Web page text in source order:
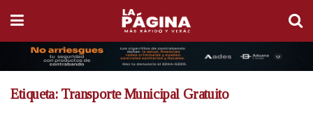
Etiqueta: Transporte Municipal Gratuito